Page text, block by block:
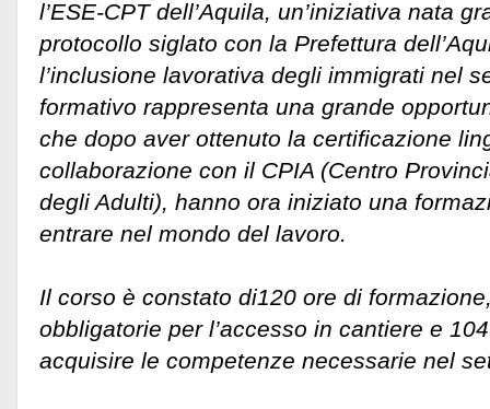
l’ESE-CPT dell’Aquila, un’iniziativa nata
protocollo siglato con la Prefettura
l’inclusione lavorativa degli immigrati nel
formativo rappresenta una grande
che dopo aver ottenuto la certificazione
collaborazione con il CPIA (Centro
degli Adulti), hanno ora iniziato una
entrare nel mondo del lavoro.
Il corso è constato di120 ore di
obbligatorie per l’accesso in cantiere e
acquisire le competenze necessarie nel